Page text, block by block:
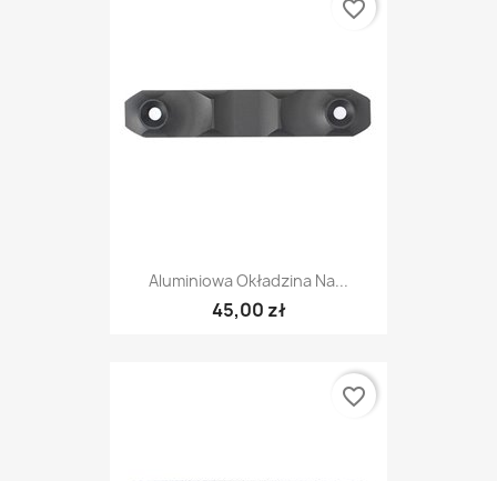
Aluminiowa Okładzina Na...
45,00 zł
favorite_border
favorite_border